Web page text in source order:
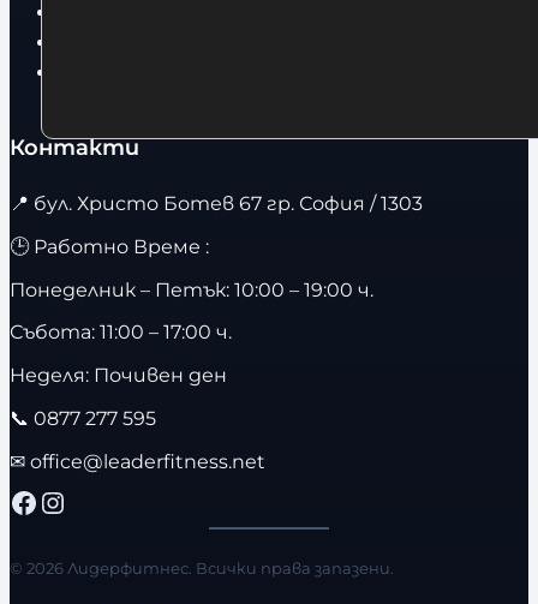
Контакти
📍 бул. Христо Ботев 67 гр. София / 1303
🕒 Работно Време :
Понеделник – Петък: 10:00 – 19:00 ч.
Събота: 11:00 – 17:00 ч.
Неделя: Почивен ден
📞 0877 277 595
✉ office@leaderfitness.net
Facebook Instagram
© 2026 Лидерфитнес. Всички права запазени.